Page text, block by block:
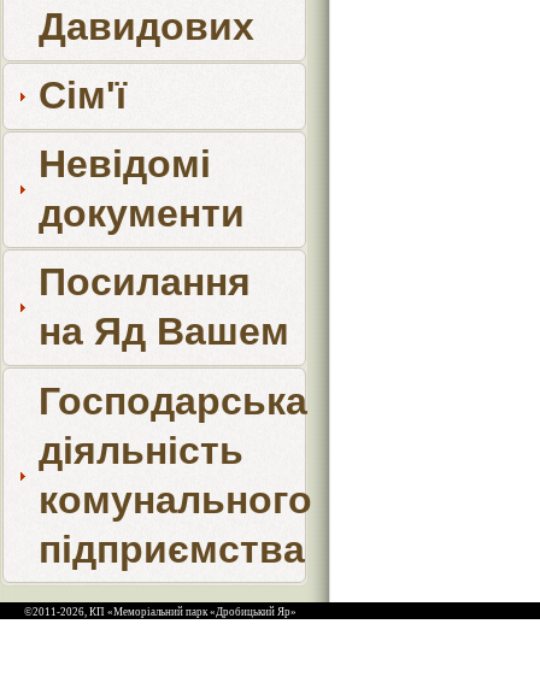
Давидових
Сім'ї
Невідомі
документи
Посилання
на Яд Вашем
Господарська
діяльність
комунального
підприємства
©2011-2026, КП «Меморіальний парк «Дробицький Яр»